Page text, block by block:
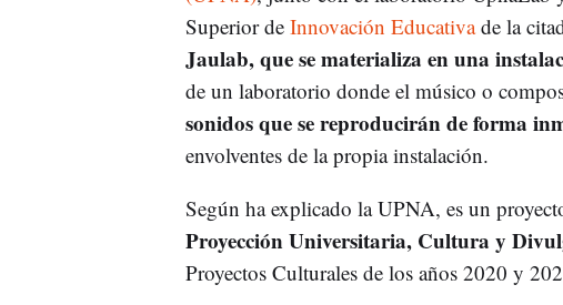
Superior de Innovación Educativade la
Jaulab, que se materializa en una
de un laboratorio donde el músico o
sonidos que se reproducirán de forma
envolventes de la propia instalación.
Según ha explicado la UPNA, es un
Proyección Universitaria, Cultura y
Proyectos Culturales de los años 2020 y